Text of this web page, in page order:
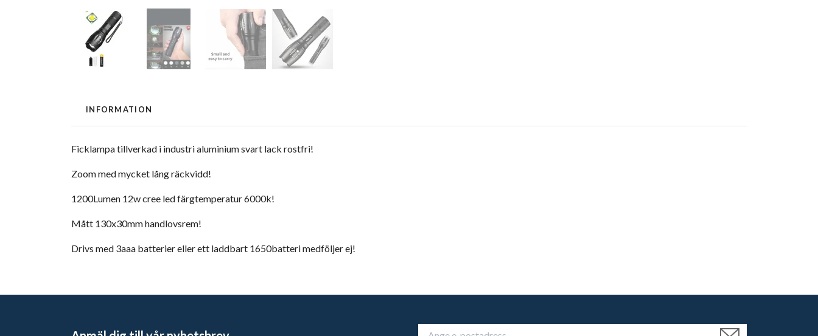
INFORMATION
Ficklampa tillverkad i industri aluminium svart lack rostfri!
Zoom med mycket lång räckvidd!
1200Lumen 12w cree led färgtemperatur 6000k!
Mått 130x30mm handlovsrem!
Drivs med 3aaa batterier eller ett laddbart 1650batteri medföljer ej!